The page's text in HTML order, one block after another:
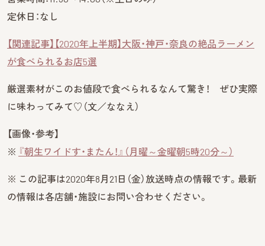
定休日：なし
【関連記事】【2020年上半期】大阪・神戸・奈良の絶品ラーメン
が食べられるお店5選
厳選素材がこのお値段で食べられるなんて驚き！ ぜひ実際
に味わってみて♡（文／ななえ）
【画像・参考】
※ 『朝生ワイドす・またん！』（月曜～金曜朝5時20分～）
※ この記事は2020年8月21日（金）放送時点の情報です。最新
の情報は各店舗・施設にお問い合わせください。